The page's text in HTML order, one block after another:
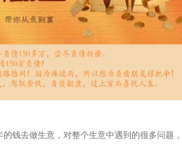
钱去做生意，对整个生意中遇到的很多问题，